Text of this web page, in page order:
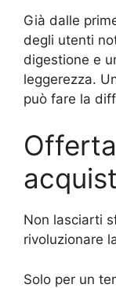
Già dalle
degli utenti
digestione e
leggerezza.
può fare la
Non lasciarti
rivoluzionare
Solo per un